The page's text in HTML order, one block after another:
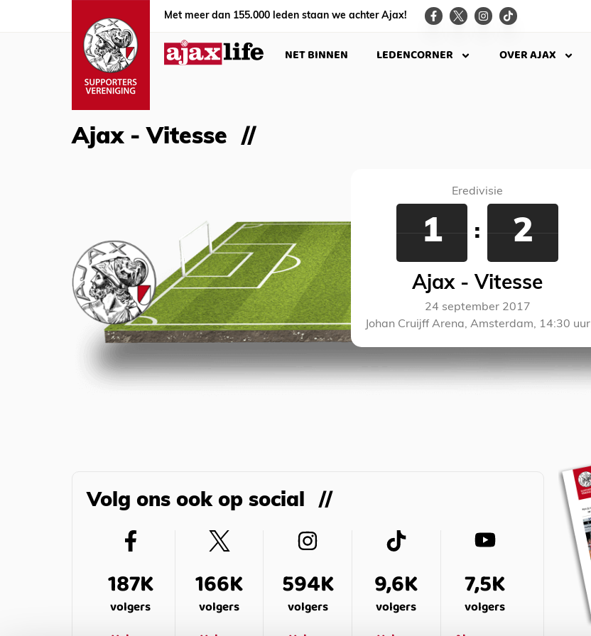
Met meer dan 155.000 leden staan we achter Ajax!
NET BINNEN LEDENCORNER OVER AJAX
Ajax - Vitesse
Eredivisie
1 : 2
Ajax - Vitesse
24 september 2017
Johan Cruijff Arena, Amsterdam, 14:30 uur
Volg ons ook op social
187K
volgers
166K
volgers
594K
volgers
9,6K
volgers
7,5K
volgers